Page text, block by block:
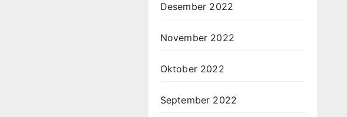
Desember 2022
November 2022
Oktober 2022
September 2022